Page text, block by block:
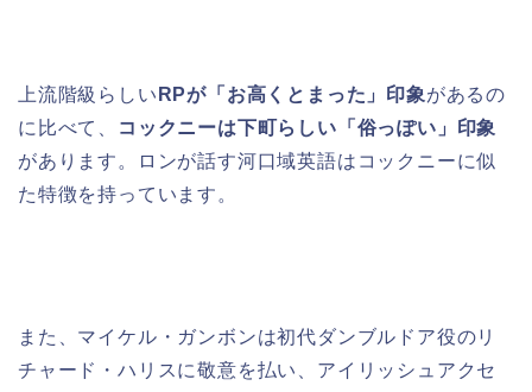
上流階級らしい RPが「お高くとまった」印象があるの
に比べて、
コックニーは下町らしい「俗っぽい」印象
があります。ロンが話す河口域英語はコックニーに似
た特徴を持っています。
また、マイケル・ガンボンは初代ダンブルドア役のリ
チャード・ハリスに敬意を払い、アイリッシュアクセ